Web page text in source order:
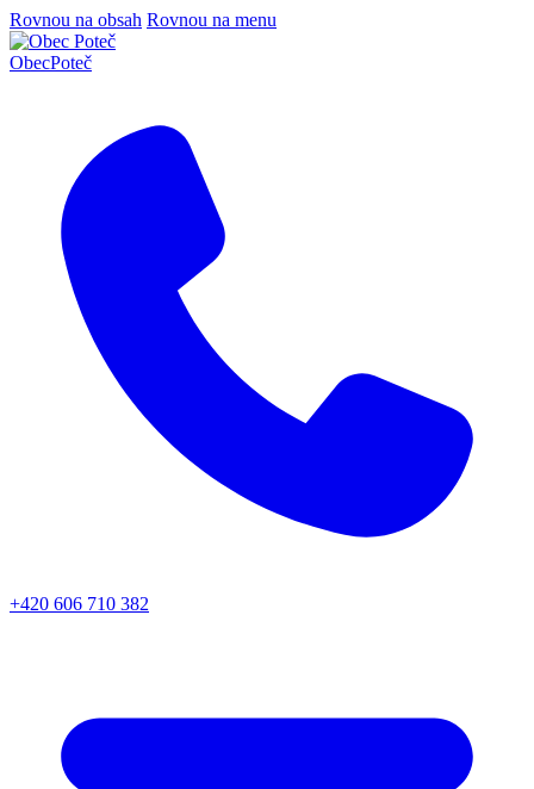
Rovnou na obsah Rovnou na menu
ObecPoteč
+420 606 710 382